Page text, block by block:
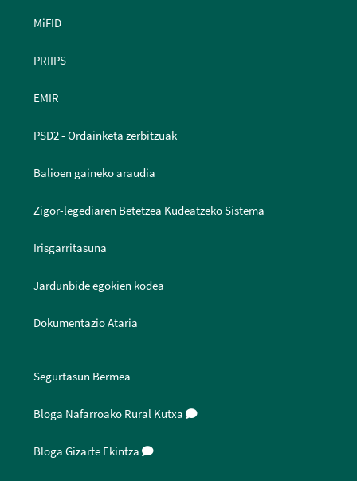
MiFID
PRIIPS
EMIR
PSD2 - Ordainketa zerbitzuak
Balioen gaineko araudia
Zigor-legediaren Betetzea Kudeatzeko Sistema
Irisgarritasuna
Jardunbide egokien kodea
Dokumentazio Ataria
Segurtasun Bermea
Bloga Nafarroako Rural Kutxa
Bloga Gizarte Ekintza